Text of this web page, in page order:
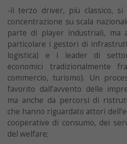
-il terzo driver, più classico,
concentrazione su scala
parte di player industriali, ma
particolare i gestori di
logistica) e i leader di
economici tradizionalmente
commercio, turismo). Un
favorito dall’avvento delle
ma anche da percorsi di
che hanno riguardato attori
cooperative di consumo, dei
del welfare;